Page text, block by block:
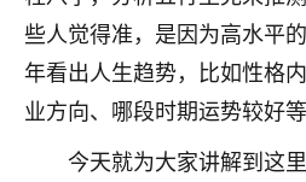
些人觉得准，是因为高水平
年看出人生趋势，比如性格
业方向、哪段时期运势较好等
今天就为大家讲解到这
做梦梦见她，后来也是
师，安排了超度法事
了，一开始是半信半疑
超度，现在看来，人不
2天前 来自云南